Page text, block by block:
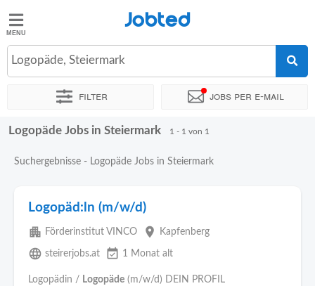
Jobted
Jobs
Jobted
Logopäde, Steiermark
Filter Jobs per e-mail
Sortieren nach Zeitintensität
Logopäde Jobs in Steiermark 1 - 1 von 1
Suchergebnisse - Logopäde Jobs in Steiermark
Logopäd:ln (m/w/d)
apartment Förderinstitut VINCO place Kapfenberg
language steirerjobs.at event_available 1 Monat alt
Logopädin / Logopäde (m/w/d) DEIN PROFIL